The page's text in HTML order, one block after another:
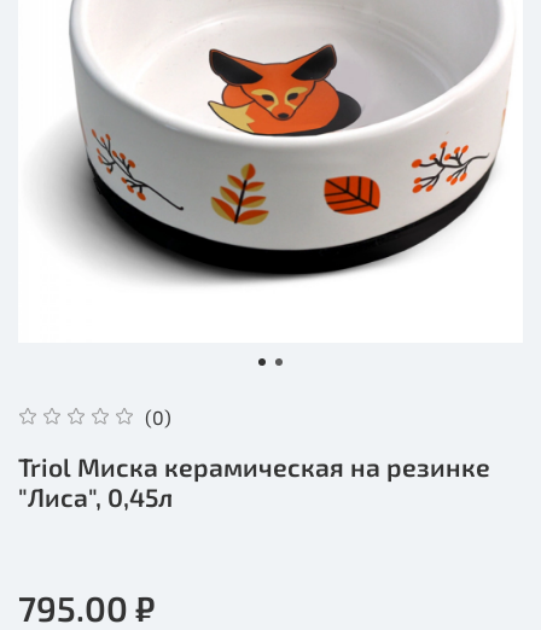
(0)
Triol Миска керамическая на резинке
"Лиса", 0,45л
795.00 ₽